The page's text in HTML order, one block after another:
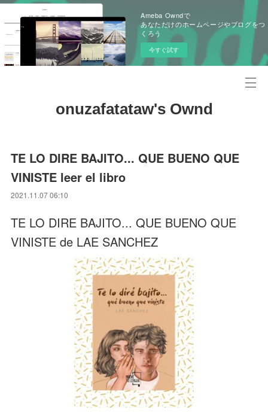
Ameba Owndで
あなただけのホームページやブログをつ
くろう
今すぐ試す
onuzafatataw's Ownd
TE LO DIRE BAJITO... QUE BUENO QUE
VINISTE leer el libro
2021.11.07 06:10
TE LO DIRE BAJITO... QUE BUENO QUE
VINISTE de LAE SANCHEZ